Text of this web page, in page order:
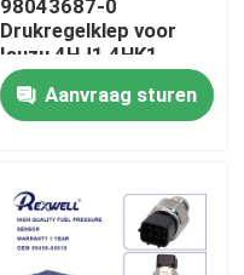
98043687-0
Drukregelklep voor
Isuzu 4HJ1 4HK1
6HK1
Aanvraag sturen